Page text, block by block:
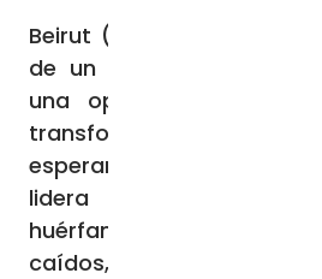
Beirut (Agencia Fides) –
de un soldado fallecido
una operación contra
transformado su dolor
esperanza y solidaridad.
lidera una
huérfanos libaneses,
caídos, para promover un